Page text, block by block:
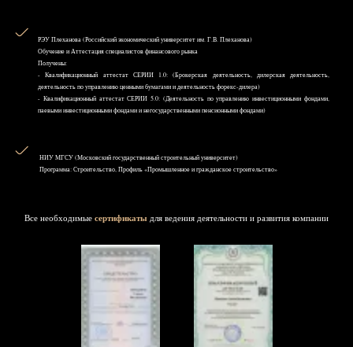
РЭУ Плеханова (Российский экономический университет им. Г.В. Плеханова)
Обучение и Аттестация специалистов финансового рынка
Получены:
- Квалификационный аттестат СЕРИИ 1.0: (Брокерская деятельность, дилерская деятельность,
деятельность по управлению ценными бумагами и деятельность форекс-дилера)
- Квалификационный аттестат СЕРИИ 5.0: (Деятельность по управлению инвестиционными фондами,
паевыми инвестиционными фондами и негосударственными пенсионными фондами)
НИУ MГСУ (Московский государственный строительный университет)
Программа: Строительство, Профиль «Промышленное и гражданское строительство»
Все необходимые сертификаты для ведения деятельности и развития компании